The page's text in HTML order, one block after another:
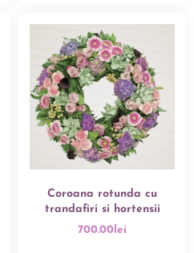
Coroana rotunda cu
trandafiri si hortensii
700.00 lei